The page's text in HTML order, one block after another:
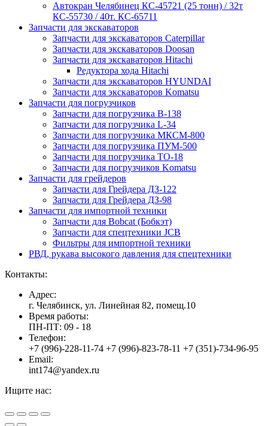
Автокран Челябинец КС-45721 (25 тонн) / 32т
КС-55730 / 40т. КС-65711
Запчасти для экскаваторов
Запчасти для экскаваторов Caterpillar
Запчасти для экскаваторов Doosan
Запчасти для экскаваторов Hitachi
Редуктора хода Hitachi
Запчасти для экскаваторов HYUNDAI
Запчасти для экскаваторов Komatsu
Запчасти для погрузчиков
Запчасти для погрузчика B-138
Запчасти для погрузчика L-34
Запчасти для погрузчика МКСМ-800
Запчасти для погрузчика ПУМ-500
Запчасти для погрузчика ТО-18
Запчасти для погрузчиков Komatsu
Запчасти для грейдеров
Запчасти для Грейдера ДЗ-122
Запчасти для Грейдера ДЗ-98
Запчасти для импортной техники
Запчасти для Bobcat (Бобкэт)
Запчасти для спецтехники JCB
Фильтры для импортной техники
РВД, рукава высокого давления для спецтехники
Контакты:
Адрес:
г. Челябинск, ул. Линейная 82, помещ.10
Время работы:
ПН-ПТ: 09 - 18
Телефон:
+7 (996)-228-11-74 +7 (996)-823-78-11 +7 (351)-734-96-95
Email:
int174@yandex.ru
Ищите нас:
Страница
YouTube
Страница
Viber
Страница
WhatsApp
Вверх